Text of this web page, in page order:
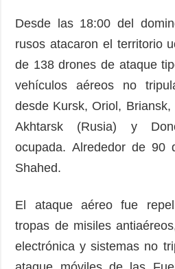
Desde las 18:00 del
rusos atacaron el territorio
de 138 drones de ataque
vehículos aéreos no
desde Kursk, Oriol,
Akhtarsk (Rusia) y
ocupada. Alrededor de 90
Shahed.
El ataque aéreo fue
tropas de misiles
electrónica y sistemas no